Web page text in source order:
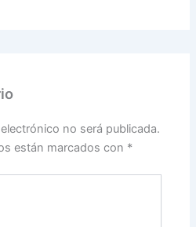
no será publicada.
están marcados con *